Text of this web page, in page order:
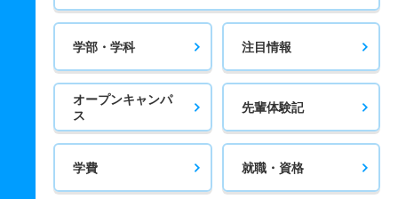
学部・学科 注目情報
オープンキャンパ
ス
先輩体験記
学費 就職・資格